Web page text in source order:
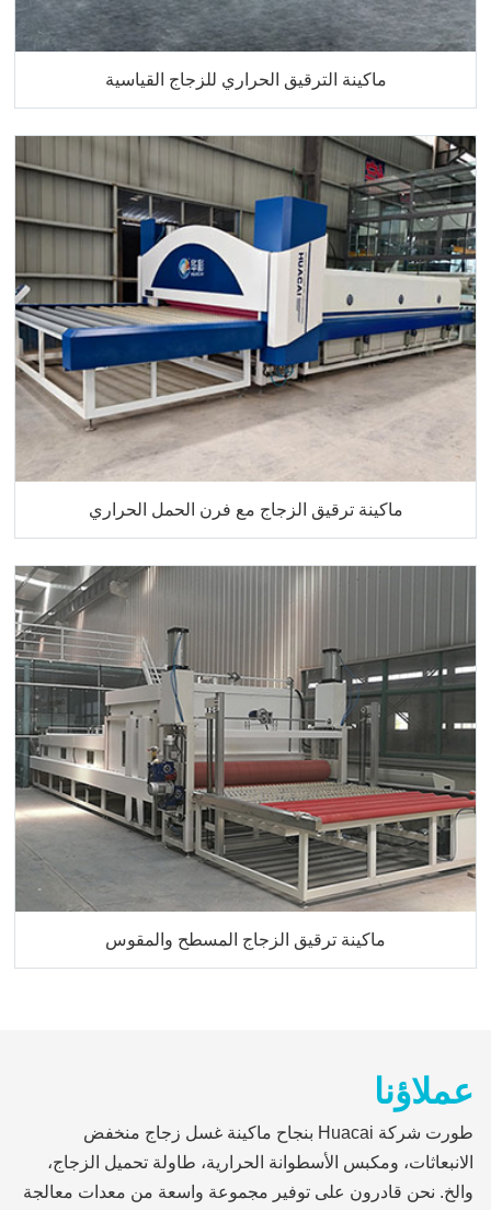
ماكينة الترقيق الحراري للزجاج القياسية
ماكينة ترقيق الزجاج مع فرن الحمل الحراري
ماكينة ترقيق الزجاج المسطح والمقوس
عملاؤنا
طورت شركة Huacai بنجاح ماكينة غسل زجاج منخفض
الانبعاثات، ومكبس الأسطوانة الحرارية، طاولة تحميل الزجاج،
والخ. نحن قادرون على توفير مجموعة واسعة من معدات معالجة